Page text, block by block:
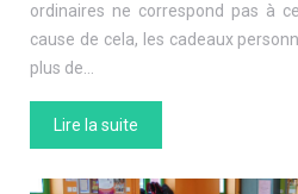
ordinaires ne correspond pas à
cause de cela, les cadeaux
plus de…
Lire la suite